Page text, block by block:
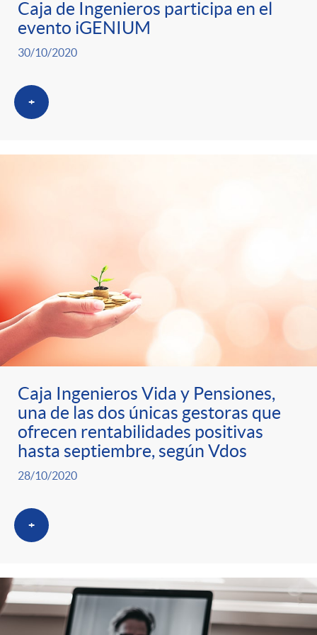
Caja de Ingenieros participa en el
evento iGENIUM
30/10/2020
+
Caja Ingenieros Vida y Pensiones,
una de las dos únicas gestoras que
ofrecen rentabilidades positivas
hasta septiembre, según Vdos
28/10/2020
+